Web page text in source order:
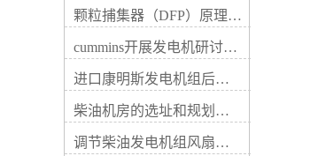
电路故障具体是充电机内部器
件及内部电路断路、短路、搭
铁或接触不良等，这些损坏通
常可用数字式万用表检验解
除。柴油发电机每运行一定期
间时应查看传动带的传动和充
电机的运转状况，当发现或怀
疑充电机不发电或电压太高、
颗粒捕集器（DFP）原理、好处及试验
cummins开展发电机研讨会培训(IACET)认证工作
进口康明斯发电机组后期维修成本
柴油机房的选址和规划形式
调节柴油发电机组风扇皮带涨紧度需要注意哪些